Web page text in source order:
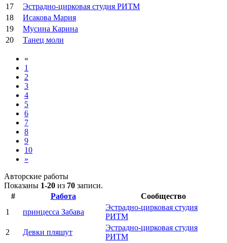
17
Эстрадно-цирковая студия РИТМ
18
Исакова Мария
19
Мусина Карина
20
Танец моли
«
1
2
3
4
5
6
7
8
9
10
»
Авторские работы
Показаны 1-20 из 70 записи.
#
Работа
Сообщество
1
принцесса Забава
Эстрадно-цирковая студия
РИТМ
2
Девки пляшут
Эстрадно-цирковая студия
РИТМ